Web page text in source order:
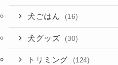
犬ごはん (16)
犬グッズ (30)
トリミング (124)